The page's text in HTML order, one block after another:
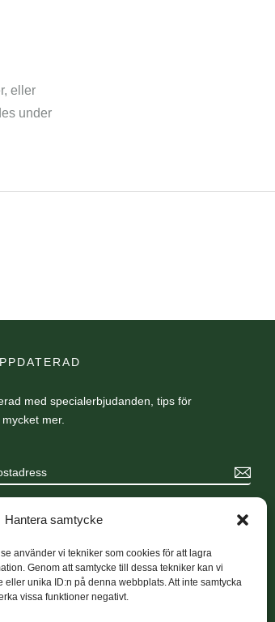
Hantera samtycke
använder vi tekniker som cookies för att lagra
Genom att samtycke till dessa tekniker kan vi
unika ID:n på denna webbplats. Att inte samtycka
vissa funktioner negativt.
eller
under
med specialerbjudanden, tips för
mer.